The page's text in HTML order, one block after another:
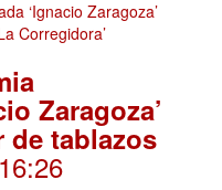
Zaragoza’
de tablazos